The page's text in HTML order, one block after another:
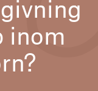
inom